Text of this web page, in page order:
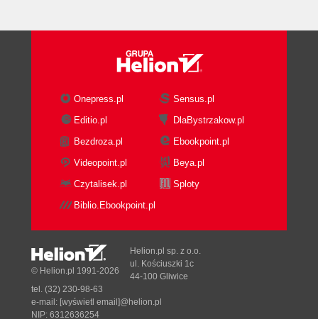
Onepress.pl
Sensus.pl
Editio.pl
DlaBystrzakow.pl
Bezdroza.pl
Ebookpoint.pl
Videopoint.pl
Beya.pl
Czytalisek.pl
Sploty
Biblio.Ebookpoint.pl
© Helion.pl 1991-2026
Helion.pl sp. z o.o.
ul. Kościuszki 1c
44-100 Gliwice
tel. (32) 230-98-63
e-mail: [wyświetl email]@helion.pl
NIP: 6312636254